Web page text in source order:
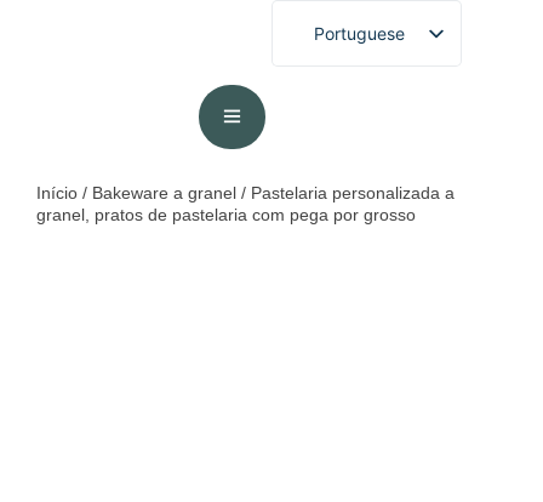
Portuguese
English
Spanish
Início / Bakeware a granel / Pastelaria personalizada a
granel, pratos de pastelaria com pega por grosso